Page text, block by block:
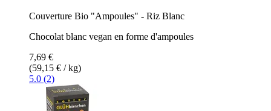
Couverture Bio "Ampoules" - Riz Blanc
Chocolat blanc vegan en forme d'ampoules
7,69 €
(59,15 € / kg)
5.0 (2)